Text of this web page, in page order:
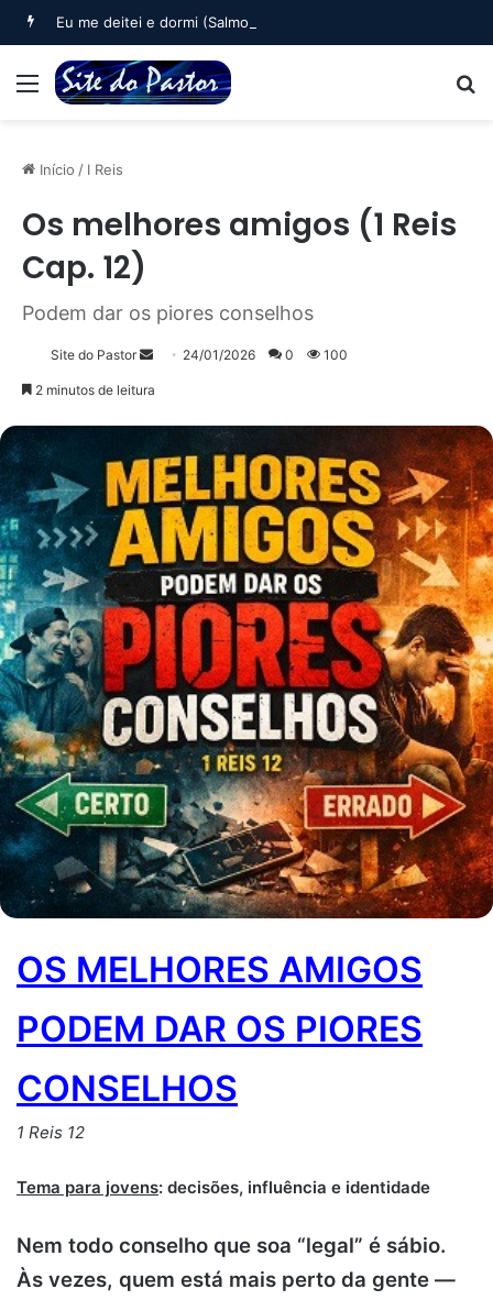
Eu me deitei e dormi (Salmo 3)
Menu
Início / I Reis
Os melhores amigos (1 Reis
Cap. 12)
Podem dar os piores conselhos
Site do Pastor
Mande24/01/2026 0 100
2 minutos de leitura
OS MELHORES AMIGOS
PODEM DAR OS PIORES
CONSELHOS
1 Reis 12
Tema para jovens: decisões, influência e identidade
Nem todo conselho que soa “legal” é sábio.
Às vezes, quem está mais perto da gente —